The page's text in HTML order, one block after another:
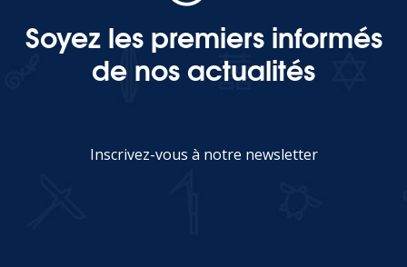
Soyez les premiers informés
de nos actualités
Inscrivez-vous à notre newsletter